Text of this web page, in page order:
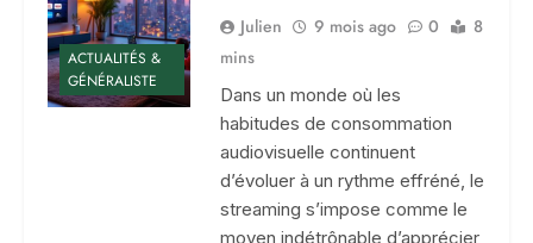
ACTUALITÉS &
GÉNÉRALISTE
Julien 9 mois ago 0
8
mins
Dans un monde où les
habitudes de consommation
audiovisuelle continuent
d’évoluer à un rythme effréné, le
streaming s’impose comme le
moyen indétrônable d’apprécier